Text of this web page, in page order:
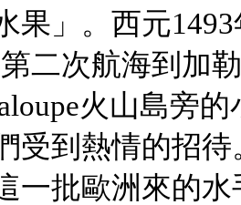
果」。西元1493
二次航海到加
火山島旁
受到熱情的招
一批歐洲來的